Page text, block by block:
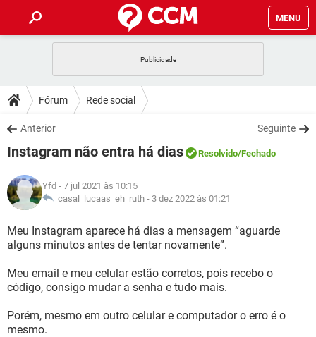
MENU
CELULAR
OUTLOOK
INSTAGRAM GMAIL
GUIA DE COMPRAS
DICAS
JOGOS
INSTAGRAM
GUIA DE COMPRAS
DOWNLOADS
JOGOS WHATSAPP
CELULAR
OUTLOOK EXCEL
INSTAGRAM
GUIA DE COMPRAS
FÓRUM
JOGOS
CELULAR
OUTLOOK EXCEL
GUIA DE COMPRAS
GLOSSÁRIO
JOGOS
CELULAR FACEBOOK
OUTLOOK EXCEL
INSTAGRAM
GUIA DE COMPRAS
Fórum Rede social
Anterior Seguinte
Instagram não entra há dias Resolvido/Fechado
Yfd - 7 jul 2021 às 10:15
casal_lucaas_eh_ruth - 3 dez 2022 às 01:21
Meu Instagram aparece há dias a mensagem “aguarde
alguns minutos antes de tentar novamente”.
Meu email e meu celular estão corretos, pois recebo o
código, consigo mudar a senha e tudo mais.
Porém, mesmo em outro celular e computador o erro é o
mesmo.